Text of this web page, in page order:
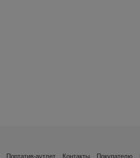
Портатив-аутлет Контакты Покупателю